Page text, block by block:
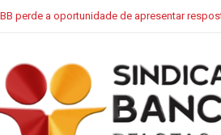
Saúde Caixa: Banco apresenta